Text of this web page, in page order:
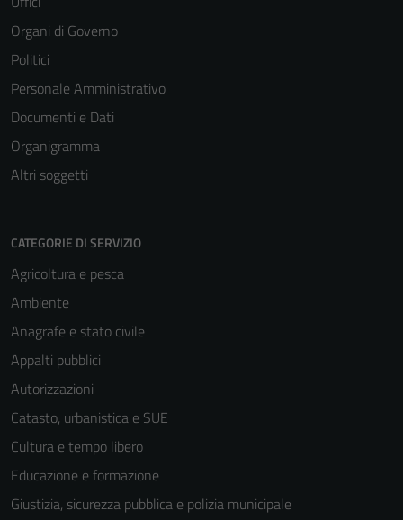
Organi di Governo
Politici
Personale Amministrativo
Documenti e Dati
Organigramma
Altri soggetti
CATEGORIE DI SERVIZIO
Agricoltura e pesca
Ambiente
Anagrafe e stato civile
Appalti pubblici
Autorizzazioni
Catasto, urbanistica e SUE
Cultura e tempo libero
Educazione e formazione
Giustizia, sicurezza pubblica e polizia municipale